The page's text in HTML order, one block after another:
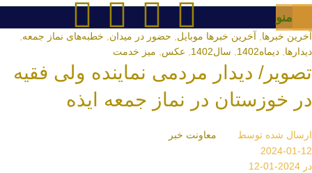
منو
آخرین خبرها آخرین خبرها موبایل حضور در میدان خطبه‌های نماز جمعه
دیدارها دیماه1402 سال1402 عکس میز خدمت
تصویر/ دیدار مردمی نماینده ولی فقیه
در خوزستان در نماز جمعه ایذه
ارسال شده توسط
معاونت خبر
2024-01-12
در 2024-01-12